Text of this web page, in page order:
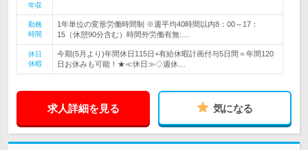
年収
勤務
時間
1年単位の変形労働時間制 ※週平均40時間以内8：00～17：
15（休憩90分含む）時間外労働有無:…
休日
休暇
今期(5月より)年間休日115日+有給休暇計画付与5日間＝年間120
日お休みも可能！★≪休日≫◇週休…
求人詳細を見る 気になる